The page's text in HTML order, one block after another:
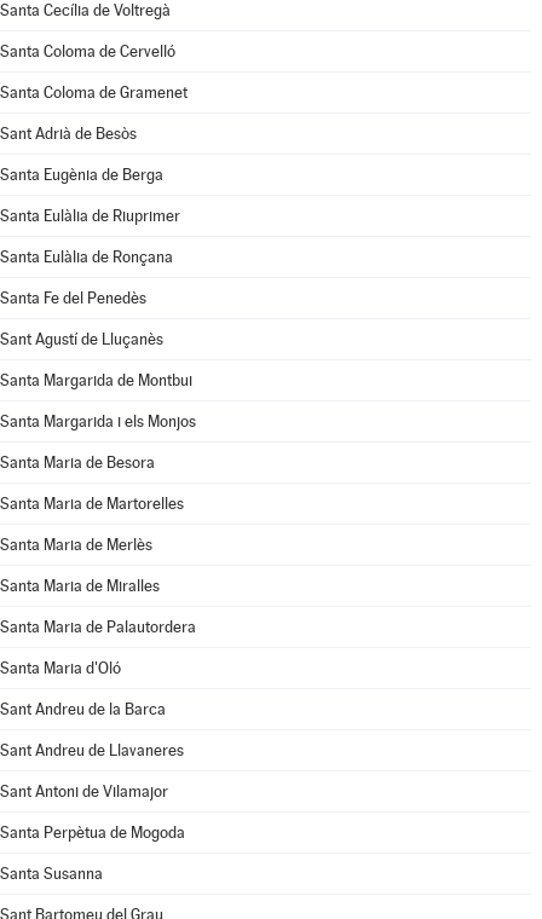
Santa Cecília de Voltregà
Santa Coloma de Cervelló
Santa Coloma de Gramenet
Sant Adrià de Besòs
Santa Eugènia de Berga
Santa Eulàlia de Riuprimer
Santa Eulàlia de Ronçana
Santa Fe del Penedès
Sant Agustí de Lluçanès
Santa Margarida de Montbui
Santa Margarida i els Monjos
Santa Maria de Besora
Santa Maria de Martorelles
Santa Maria de Merlès
Santa Maria de Miralles
Santa Maria de Palautordera
Santa Maria d'Oló
Sant Andreu de la Barca
Sant Andreu de Llavaneres
Sant Antoni de Vilamajor
Santa Perpètua de Mogoda
Santa Susanna
Sant Bartomeu del Grau